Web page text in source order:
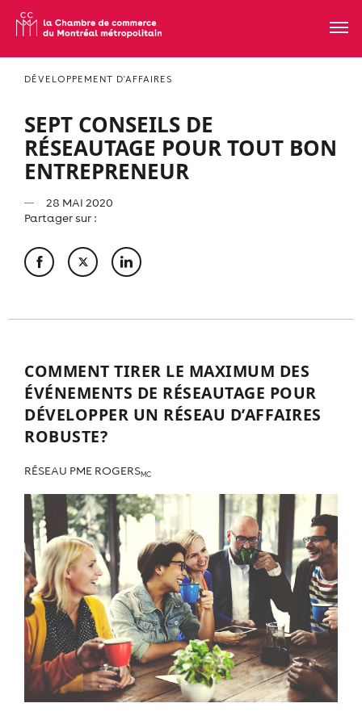
DÉVELOPPEMENT D'AFFAIRES
SEPT CONSEILS DE
RÉSEAUTAGE POUR TOUT BON
ENTREPRENEUR
28 MAI 2020
Partager sur :
COMMENT TIRER LE MAXIMUM DES
ÉVÉNEMENTS DE RÉSEAUTAGE POUR
DÉVELOPPER UN RÉSEAU D’AFFAIRES
ROBUSTE?
RÉSEAU PME ROGERSMC